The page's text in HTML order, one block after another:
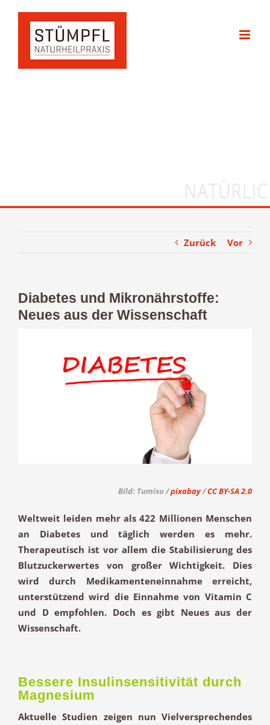
springen
Zurück Vor
Diabetes und Mikronährstoffe:
Neues aus der Wissenschaft
Bild: Tumisu /pixabay/CC BY-SA 2.0
Weltweit leiden mehr als 422 Millionen Menschen
an Diabetes und täglich werden es mehr.
Therapeutisch ist vor allem die Stabilisierung des
Blutzuckerwertes von großer Wichtigkeit. Dies
wird durch Medikamenteneinnahme erreicht,
unterstützend wird die Einnahme von Vitamin C
und Dempfohlen. Doch es gibt Neues aus der
Wissenschaft.
Bessere Insulinsensitivität durch
Magnesium
Aktuelle Studien zeigen nun Vielversprechendes